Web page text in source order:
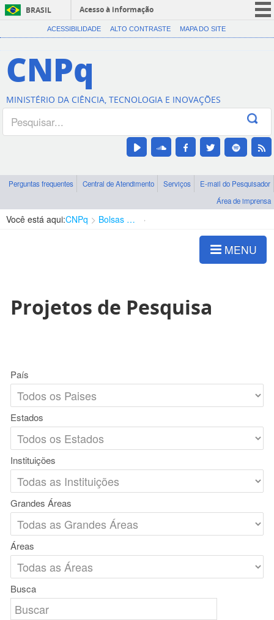
BRASIL
Acesso à informação
CORONAVÍRUS (COVID-19)
Canais
ACESSIBILIDADE ALTO CONTRASTE MAPA DO SITE
CNPq
MINISTÉRIO DA CIÊNCIA, TECNOLOGIA E INOVAÇÕES
Perguntas frequentes Central de Atendimento Serviços
E-mail do Pesquisador
Área de imprensa
Você está aqui:CNPq Bolsas e Auxílios Vigentes
MENU
Projetos de Pesquisa
País
Estados
Instituições
Grandes Áreas
Áreas
Busca